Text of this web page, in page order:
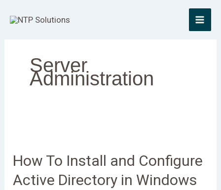
Server
Administration
How To Install and Configure
Active Directory in Windows
Install
Configure